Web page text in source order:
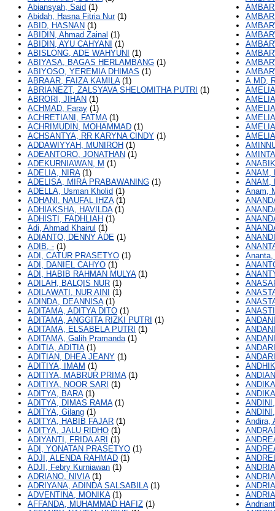
Abiansyah, Said (1)
Abidah, Hasna Fitria Nur(1)
ABID, HASNAN (1)
ABIDIN, Ahmad Zainal (1)
ABIDIN, AYU CAHYANI (1)
ABISLONG, ADE WAHYUNI (1)
ABIYASA, BAGAS HERLAMBANG (1)
ABIYOSO, YEREMIA DHIMAS (1)
ABRAAR, FAIZA KAMILA(1)
ABRIANEZT, ZALSYAVA SHELOMITHA PUTRI (1)
ABRORI, JIHAN (1)
ACHMAD, Faray (1)
ACHRETIANI, FATMA(1)
ACHRIMUDIN, MOHAMMAD (1)
ACHSANTYA, RR KARYNA CINDY (1)
ADDAWIYYAH, MUNIROH (1)
ADEANTORO, JONATHAN (1)
ADEKURNIAWAN, M (1)
ADELIA, NIRA(1)
ADELISA, MIRA PRABAWANING (1)
ADELLA, Usman Kholid (1)
ADHANI, NAUFAL IHZA(1)
ADHIAKSHA, HAVILDA(1)
ADHISTI, FADHLIAH (1)
Adi, Ahmad Khairul (1)
ADIANTO, DENNY ADE (1)
ADIB, - (1)
ADI, CATUR PRASETYO (1)
ADI, DANIEL CAHYO (1)
ADI, HABIB RAHMAN MULYA(1)
ADILAH, BALQIS NUR (1)
ADILAWATI, NUR AINI (1)
ADINDA, DEANNISA(1)
ADITAMA, ADITYA DITO (1)
ADITAMA, ANGGITA RIZKI PUTRI (1)
ADITAMA, ELSABELA PUTRI (1)
ADITAMA, Galih Pramanda(1)
ADITIA, ADITIA(1)
ADITIAN, DHEA JEANY (1)
ADITIYA, IMAM (1)
ADITIYA, MABRUR PRIMA(1)
ADITIYA, NOOR SARI (1)
ADITYA, BARA(1)
ADITYA, DIMAS RAMA(1)
ADITYA, Gilang (1)
ADITYA, HABIB FAJAR (1)
ADITYA, JALU RIDHO (1)
ADIYANTI, FRIDA ARI (1)
ADI, YONATAN PRASETYO (1)
ADJI, ALENDA RAHMAD (1)
ADJI, Febry Kurniawan (1)
ADRIANO, NIVIA(1)
ADRIYANA, ADINDA SALSABILA(1)
ADVENTINA, MONIKA(1)
AFFANDA, MUHAMMAD HAFIZ (1)
A.MD,
ANAM,
ANAM,
Anam,
Ananta,
Andira,